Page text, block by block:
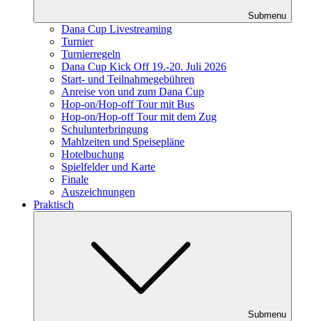
Submenu
Dana Cup Livestreaming
Turnier
Turnierregeln
Dana Cup Kick Off 19.-20. Juli 2026
Start- und Teilnahmegebühren
Anreise von und zum Dana Cup
Hop-on/Hop-off Tour mit Bus
Hop-on/Hop-off Tour mit dem Zug
Schulunterbringung
Mahlzeiten und Speisepläne
Hotelbuchung
Spielfelder und Karte
Finale
Auszeichnungen
Praktisch
Submenu